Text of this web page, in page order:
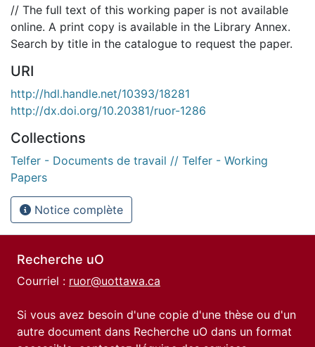
// The full text of this working paper is not available
online. A print copy is available in the Library Annex.
Search by title in the catalogue to request the paper.
URI
http://hdl.handle.net/10393/18281
http://dx.doi.org/10.20381/ruor-1286
Collections
Telfer - Documents de travail // Telfer - Working
Papers
Notice complète
Recherche uO
Courriel : ruor@uottawa.ca
Si vous avez besoin d'une copie d'une thèse ou d'un
autre document dans Recherche uO dans un format